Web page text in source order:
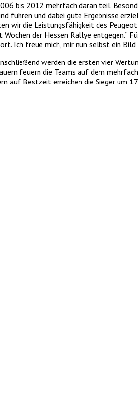
bis 2012 mehrfach daran teil.
fuhren und dabei gute Ergebnisse
wir die Leistungsfähigkeit des
der Hessen Rallye entgegen.“
Ich freue mich, mir nun selbst ein
werden die ersten vier
feuern die Teams auf dem
Bestzeit erreichen die Sieger um